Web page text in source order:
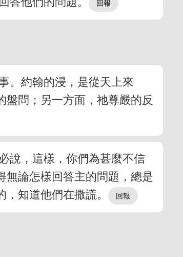
。約翰的浸，是從天上來
盤問；另一方面，祂尊嚴的反
說，這樣，你們為甚麼不信
無論怎樣回答主的問題，總是
知道他們在撒謊。